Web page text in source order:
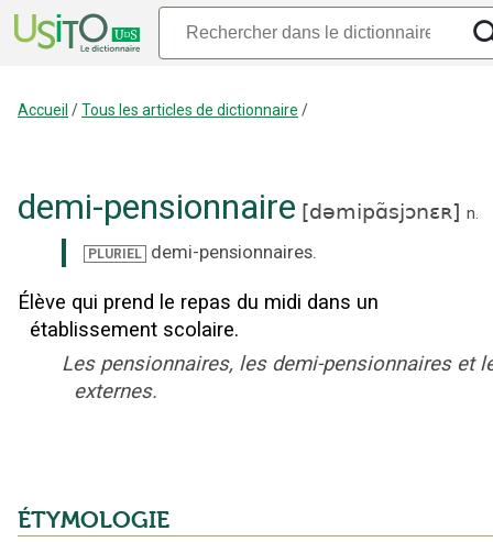
Accueil /Tous les articles de dictionnaire /
demi-pensionnaire [dəmipɑ̃sjɔnɛʀ] n.
PLURIEL demi-pensionnaires.
Élève qui prend le repas du midi dans un
établissement scolaire.
Les pensionnaires, les demi-pensionnaires et
externes.
ÉTYMOLOGIE